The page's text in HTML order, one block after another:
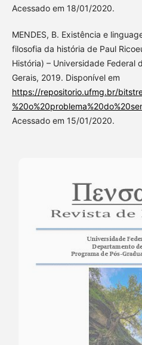
Acessado em 18/01/2020.
MENDES, B. Existência e
filosofia da história de Paul
História) – Universidade Federal
Gerais, 2019. Disponível em
https://repositorio.ufmg.br/
Acessado em 15/01/2020.